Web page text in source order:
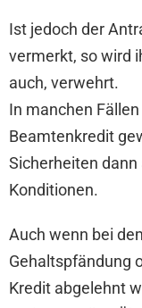
Ist jedoch der
vermerkt, so wird
auch, verwehrt.
In manchen
Beamtenkredit
Sicherheiten
Konditionen.
Auch wenn bei
Gehaltspfändung
Kredit abgelehnt